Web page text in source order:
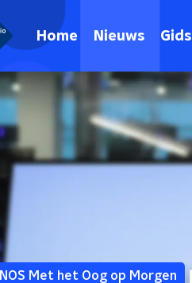
Home Nieuws Gids
NOS Met het Oog op Morgen